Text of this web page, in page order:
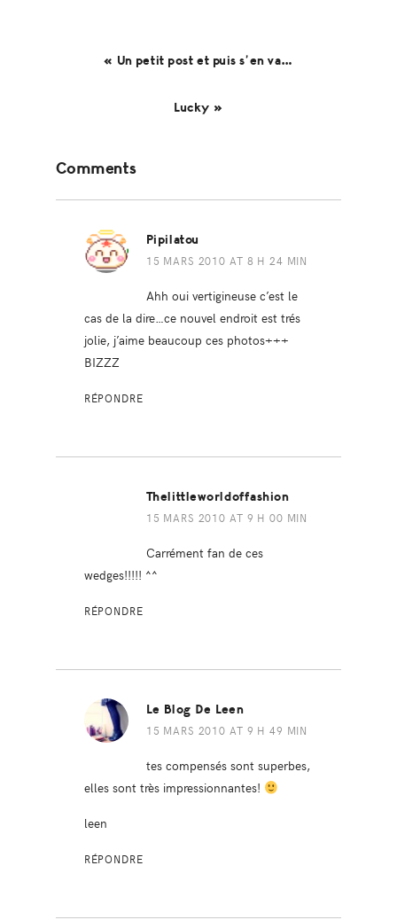
« Un petit post et puis s’en va…
Lucky »
Interactions
Comments
Pipilatou
15 MARS 2010 AT 8 H 24 MIN
Ahh oui vertigineuse c’est le
cas de la dire…ce nouvel endroit est trés
jolie, j’aime beaucoup ces photos+++
BIZZZ
RÉPONDRE
Thelittleworldoffashion
15 MARS 2010 AT 9 H 00 MIN
Carrément fan de ces
wedges!!!!! ^^
RÉPONDRE
Le Blog De Leen
15 MARS 2010 AT 9 H 49 MIN
tes compensés sont superbes,
elles sont très impressionnantes!
leen
RÉPONDRE